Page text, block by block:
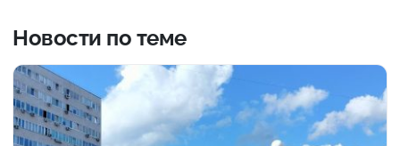
Новости по теме